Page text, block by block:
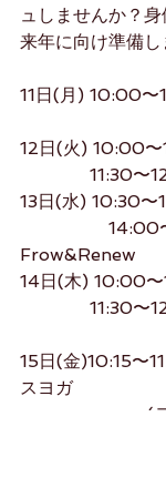
ュしませんか？
来年に向け準備
11日(月) 10:00〜
12日(火) 10:00〜
11:30〜
13日(水) 10:30〜
Frow&Renew
14日(木) 10:00〜
11:30〜
15日(金)10:15〜
スヨガ